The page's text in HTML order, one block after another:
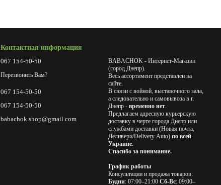
Контактная информация
067 154-50-50
Перезвонить Вам?
067 154-50-50
067 154-50-50
babachok.shop@gmail.com
BABACHOK - Интернет-Магазин
(город Днепр).
Весь ассортимент представлен на
сайте.
В связи с войной, выставочного зала,
а следовательно и самовывоза в г.
Днепр - временно нет.
Предлагаем адресную курьерскую
доставку в черте города Днепр или
службами доставки (Новая почта,
Деливери/Delivery Auto) по всей
Украине.
Спасибо за понимание.
График работы
Консультации и продажа товаров:
Будни: 07:00–21:00 Сб-Вс: 09:00–